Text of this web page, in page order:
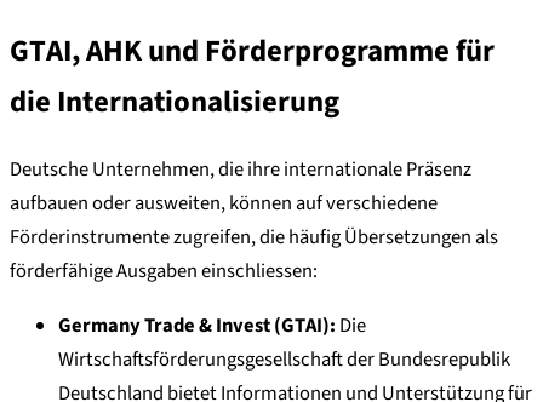
GTAI, AHK und Förderprogramme für
die Internationalisierung
Deutsche Unternehmen, die ihre internationale Präsenz
aufbauen oder ausweiten, können auf verschiedene
Förderinstrumente zugreifen, die häufig Übersetzungen als
förderfähige Ausgaben einschliessen:
Germany Trade & Invest (GTAI): Die
Wirtschaftsförderungsgesellschaft der Bundesrepublik
Deutschland bietet Informationen und Unterstützung für